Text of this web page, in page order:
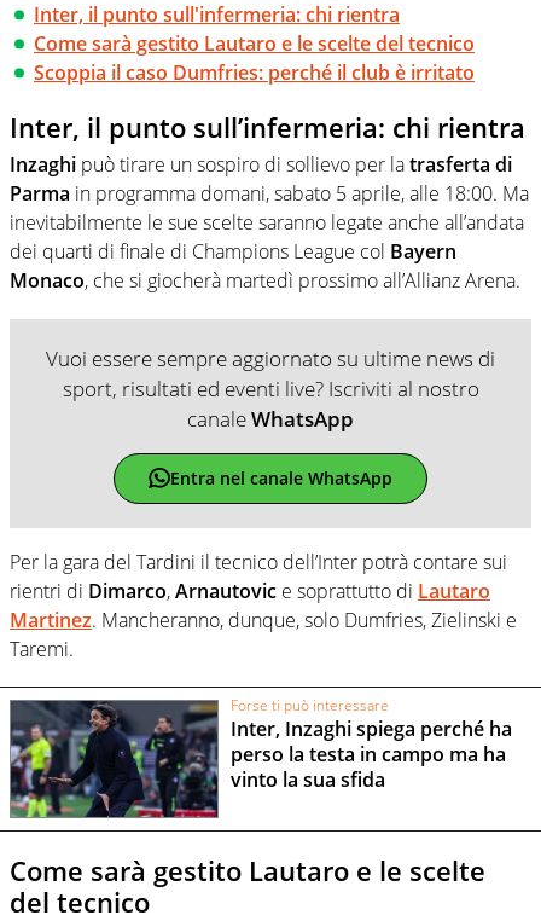
Inter, il punto sull'infermeria: chi rientra
Come sarà gestito Lautaro e le scelte del tecnico
Scoppia il caso Dumfries: perché il club è irritato
Inter, il punto sull’infermeria: chi rientra
Inzaghi può tirare un sospiro di sollievo per latrasferta di
Parma in programma domani, sabato 5 aprile, alle 18:00. Ma
inevitabilmente le sue scelte saranno legate anche all’andata
dei quarti di finale di Champions League col Bayern
Monaco, che si giocherà martedì prossimo all’Allianz Arena.
Vuoi essere sempre aggiornato su ultime news di
sport, risultati ed eventi live? Iscriviti al nostro
canaleWhatsApp
Entra nel canale WhatsApp
Per la gara del Tardini il tecnico dell’Inter potrà contare sui
rientri di Dimarco,Arnautovic e soprattutto di Lautaro
Martinez. Mancheranno, dunque, solo Dumfries, Zielinski e
Taremi.
Forse ti può interessare
Inter, Inzaghi spiega perché ha
perso la testa in campo ma ha
vinto la sua sfida
Come sarà gestito Lautaro e le scelte
del tecnico